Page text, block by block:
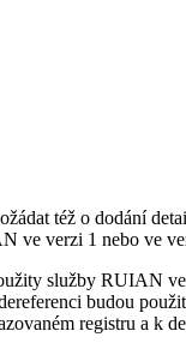
též o dodání
ve verzi 1 nebo ve
služby RUIAN
budou
registru a k